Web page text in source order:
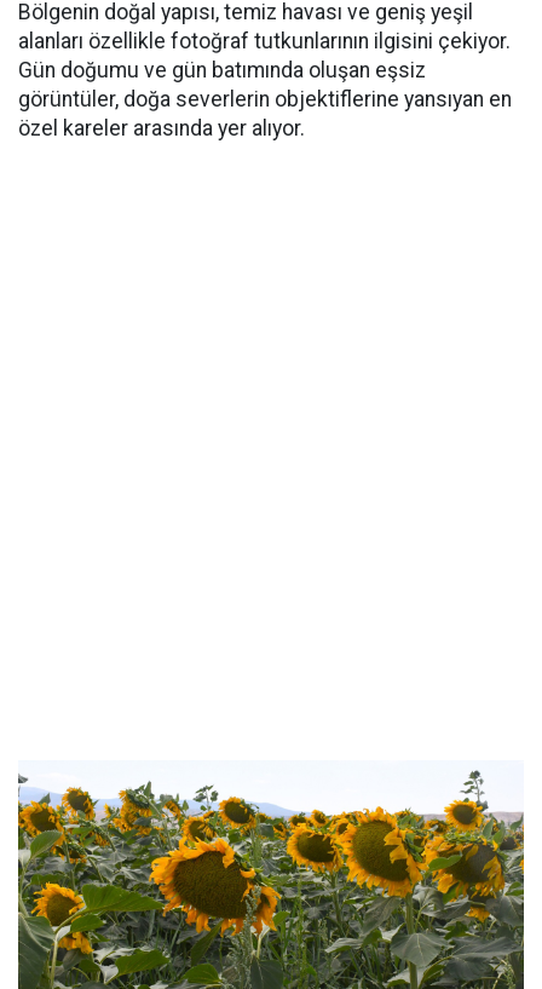
Bölgenin doğal yapısı, temiz havası ve geniş yeşil
alanları özellikle fotoğraf tutkunlarının ilgisini çekiyor.
Gün doğumu ve gün batımında oluşan eşsiz
görüntüler, doğa severlerin objektiflerine yansıyan en
özel kareler arasında yer alıyor.